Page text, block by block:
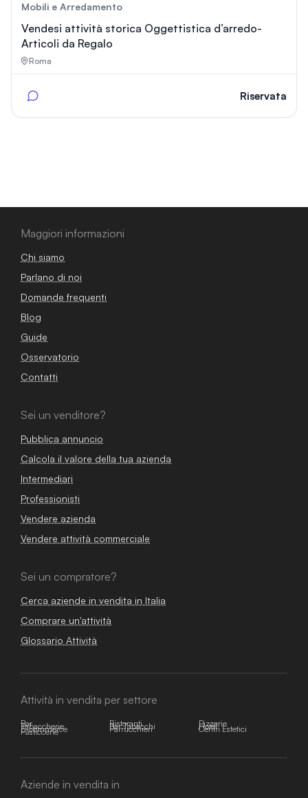
Mobili e Arredamento
Vendesi attività storica Oggettistica d’arredo-
Articoli da Regalo
Roma
Riservata
Maggiori informazioni
Chi siamo
Parlano di noi
Domande frequenti
Blog
Guide
Osservatorio
Contatti
Sei un venditore?
Pubblica annuncio
Calcola il valore della tua azienda
Intermediari
Professionisti
Vendere azienda
Vendere attività commerciale
Sei un compratore?
Cerca aziende in vendita in Italia
Comprare un'attività
Glossario Attività
Attività in vendita per settore
Bar Ristoranti Pizzerie
Tabaccherie Bar Tabacchi Hotel
E-commerce Parrucchieri Centri Estetici
Pasticcerie
Aziende in vendita in